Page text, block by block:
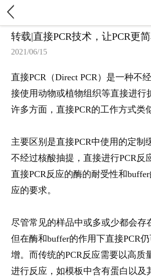
转载|直接PCR技术，让PCR更
2021/06/15
直接PCR （Direct PCR）是一种不
接使用动物或植物组织等直接进行
许多方面，直接PCR的工作方式类
主要区别是直接PCR中使用的定制
不经过核酸抽提，直接进行PCR反
直接PCR反应的酶的耐受性和buffer
应的要求。
尽管常见的样品中或多或少都会存
但在酶和buffer的作用下直接PCR
增。而传统的PCR反应需要以高质
进行反应，如模板中含有蛋白以及